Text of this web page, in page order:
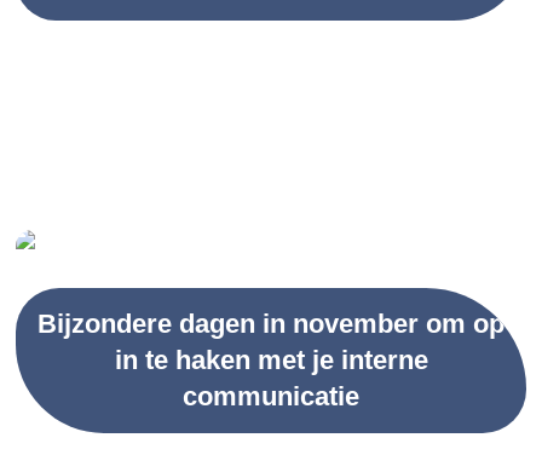
Bijzondere dagen in november om op
in te haken met je interne
communicatie